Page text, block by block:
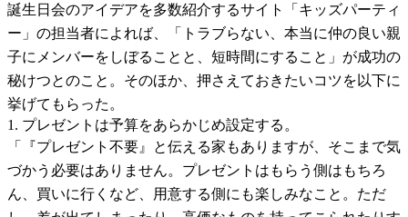
誕生日会のアイデアを多数紹介するサイト「キッズパーティ
ー」の担当者によれば、「トラブらない、本当に仲の良い親
子にメンバーをしぼることと、短時間にすること」が成功の
秘けつとのこと。そのほか、押さえておきたいコツを以下に
挙げてもらった。
1. プレゼントは予算をあらかじめ設定する。
「『プレゼント不要』と伝える家もありますが、そこまで気
づかう必要はありません。プレゼントはもらう側はもちろ
ん、買いに行くなど、用意する側にも楽しみなこと。ただ